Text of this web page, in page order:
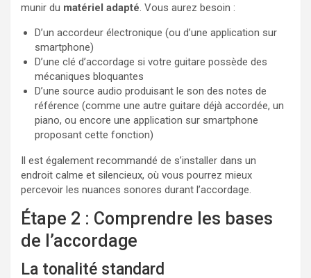
munir du matériel adapté . Vous aurez besoin :
D’un accordeur électronique (ou d’une application sur
smartphone)
D’une clé d’accordage si votre guitare possède des
mécaniques bloquantes
D’une source audio produisant le son des notes de
référence (comme une autre guitare déjà accordée, un
piano, ou encore une application sur smartphone
proposant cette fonction)
Il est également recommandé de s’installer dans un
endroit calme et silencieux, où vous pourrez mieux
percevoir les nuances sonores durant l’accordage.
Étape 2 : Comprendre les bases
de l’accordage
La tonalité standard